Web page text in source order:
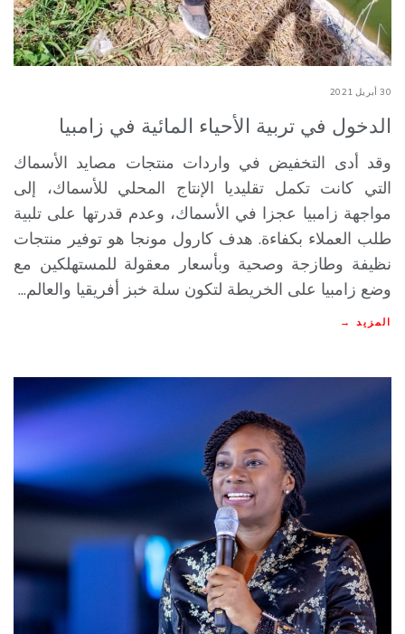
30 أبريل 2021
الدخول في تربية الأحياء المائية في زامبيا
وقد أدى التخفيض في واردات منتجات مصايد الأسماك
التي كانت تكمل تقليديا الإنتاج المحلي للأسماك، إلى
مواجهة زامبيا عجزا في الأسماك، وعدم قدرتها على تلبية
طلب العملاء بكفاءة. هدف كارول مونجا هو توفير منتجات
نظيفة وطازجة وصحية وبأسعار معقولة للمستهلكين مع
وضع زامبيا على الخريطة لتكون سلة خبز أفريقيا والعالم...
المزيد →